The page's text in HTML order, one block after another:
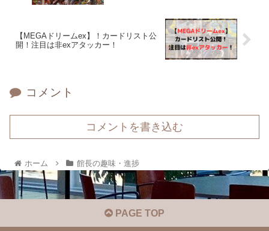
【MEGAドリームex】！カードリスト公
開！注目は非exアタッカー！
コメント
コメントを書き込む
ホーム 館長の趣味・進捗
PAGE TOP